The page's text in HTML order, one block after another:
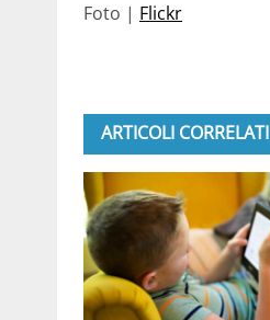
Foto | Flickr
ARTICOLI CORRELATI